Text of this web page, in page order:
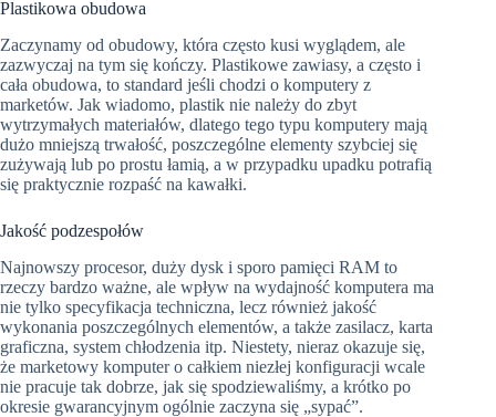
Plastikowa obudowa
Zaczynamy od obudowy, która często kusi wyglądem, ale
zazwyczaj na tym się kończy. Plastikowe zawiasy, a często i
cała obudowa, to standard jeśli chodzi o komputery z
marketów. Jak wiadomo, plastik nie należy do zbyt
wytrzymałych materiałów, dlatego tego typu komputery mają
dużo mniejszą trwałość, poszczególne elementy szybciej się
zużywają lub po prostu łamią, a w przypadku upadku potrafią
się praktycznie rozpaść na kawałki.
Jakość podzespołów
Najnowszy procesor, duży dysk i sporo pamięci RAM to
rzeczy bardzo ważne, ale wpływ na wydajność komputera ma
nie tylko specyfikacja techniczna, lecz również jakość
wykonania poszczególnych elementów, a także zasilacz, karta
graficzna, system chłodzenia itp. Niestety, nieraz okazuje się,
że marketowy komputer o całkiem niezłej konfiguracji wcale
nie pracuje tak dobrze, jak się spodziewaliśmy, a krótko po
okresie gwarancyjnym ogólnie zaczyna się „sypać”.